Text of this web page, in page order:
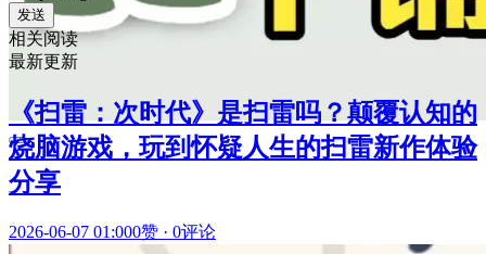
发送
相关阅读
最新更新
《扫雷：次时代》是扫雷吗？颠覆认知的
烧脑游戏，玩到怀疑人生的扫雷新作体验
分享
2026-06-07 01:000赞 · 0评论